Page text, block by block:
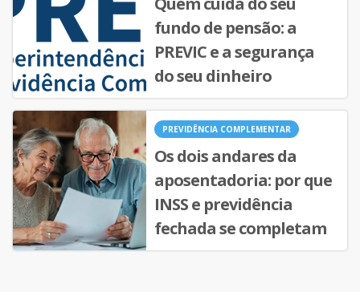
fundo de pensão: a
PREVIC e a segurança
do seu dinheiro
PREVIDÊNCIA COMPLEMENTAR
Os dois andares da
aposentadoria: por que
INSS e previdência
fechada se completam